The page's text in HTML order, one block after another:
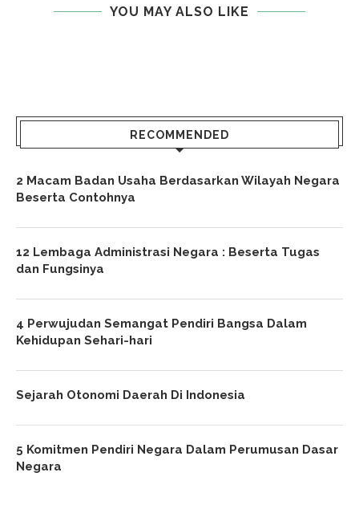
YOU MAY ALSO LIKE
RECOMMENDED
2 Macam Badan Usaha Berdasarkan Wilayah Negara
Beserta Contohnya
12 Lembaga Administrasi Negara : Beserta Tugas
dan Fungsinya
4 Perwujudan Semangat Pendiri Bangsa Dalam
Kehidupan Sehari-hari
Sejarah Otonomi Daerah Di Indonesia
5 Komitmen Pendiri Negara Dalam Perumusan Dasar
Negara